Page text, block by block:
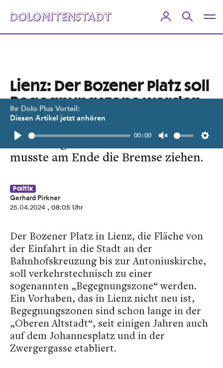
Ihr Dolo Plus Vorteil:
Diesen Artikel jetzt anhören
Play
00:00
Unmute
Lienz: Der Bozener Platz soll
Begegnungszone werden
Auf den ersten Blick ein einfaches
Unterfangen. Doch der Gemeinderat
musste am Ende die Bremse ziehen.
Politik
Gerhard Pirkner
25.04.2024 , 08:05 Uhr
Der Bozener Platz in Lienz, die Fläche von
der Einfahrt in die Stadt an der
Bahnhofskreuzung bis zur Antoniuskirche,
soll verkehrstechnisch zu einer
sogenannten „Begegnungszone“ werden.
Ein Vorhaben, das in Lienz nicht neu ist,
Begegnungszonen sind schon lange in der
„Oberen Altstadt“, seit einigen Jahren auch
auf dem Johannesplatz und in der
Zwergergasse etabliert.